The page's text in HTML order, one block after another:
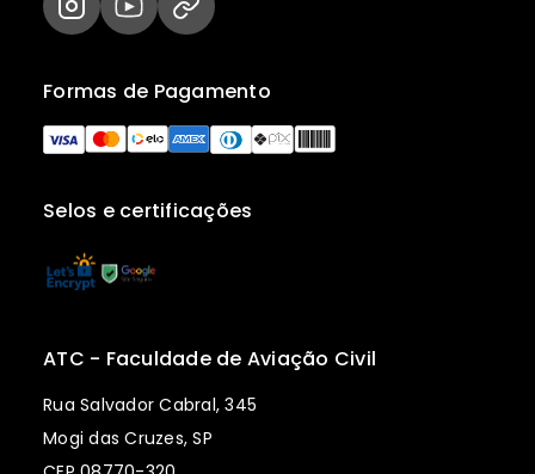
Selos e certificações
Formas de Pagamento
ATC - Faculdade de Aviação Civil
Rua Salvador Cabral, 345
Mogi das Cruzes, SP